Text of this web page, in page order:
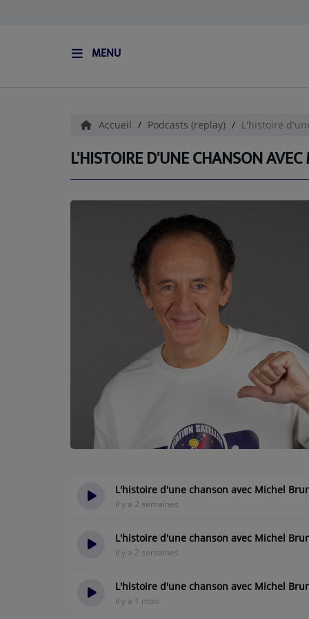
MENU
Accueil Podcasts (replay) L'histoire
L'HISTOIRE D'UNE CHANSON
L'histoire d'une chanson avec Michel
il y a 2 semaines
L'histoire d'une chanson avec Michel
il y a 2 semaines
L'histoire d'une chanson avec Michel
il y a 1 mois